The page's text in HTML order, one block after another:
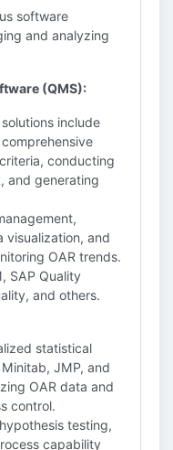
software
and analyzing
(QMS):
include
conducting
and generating
visualization, and
OAR trends.
SAP Quality
and others.
statistical
JMP, and
OAR data and
control.
testing,
capability